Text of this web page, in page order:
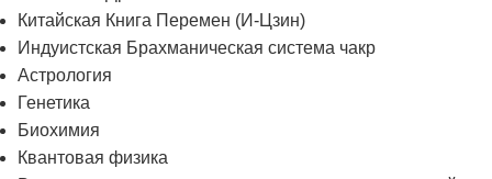
Китайская Книга Перемен (И-Цзин)
Индуистская Брахманическая система чакр
Астрология
Генетика
Биохимия
Квантовая физика